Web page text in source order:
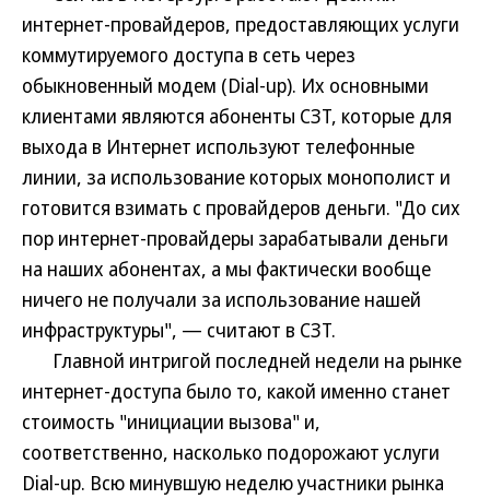
интернет-провайдеров, предоставляющих услуги
коммутируемого доступа в сеть через
обыкновенный модем (Dial-up). Их основными
клиентами являются абоненты СЗТ, которые для
выхода в Интернет используют телефонные
линии, за использование которых монополист и
готовится взимать с провайдеров деньги. "До сих
пор интернет-провайдеры зарабатывали деньги
на наших абонентах, а мы фактически вообще
ничего не получали за использование нашей
инфраструктуры", — считают в СЗТ.
Главной интригой последней недели на рынке
интернет-доступа было то, какой именно станет
стоимость "инициации вызова" и,
соответственно, насколько подорожают услуги
Dial-up. Всю минувшую неделю участники рынка